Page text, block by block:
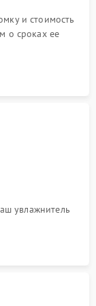
и стоимость
о сроках ее
увлажнитель